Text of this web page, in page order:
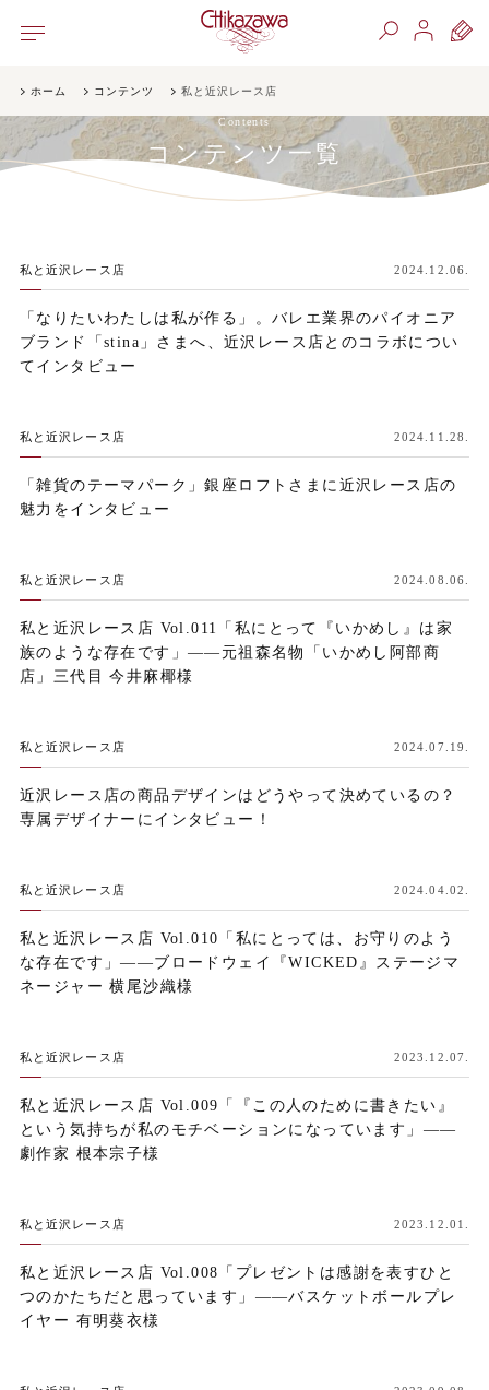
ホーム コンテンツ 私と近沢レース店
Contents
コンテンツ一覧
私と近沢レース店 2024.12.06.
「なりたいわたしは私が作る」。バレエ業界のパイオニア
ブランド「stina」さまへ、近沢レース店とのコラボについ
てインタビュー
私と近沢レース店 2024.11.28.
「雑貨のテーマパーク」銀座ロフトさまに近沢レース店の
魅力をインタビュー
私と近沢レース店 2024.08.06.
私と近沢レース店 Vol.011「私にとって『いかめし』は家
族のような存在です」——元祖森名物「いかめし阿部商
店」三代目 今井麻椰様
私と近沢レース店 2024.07.19.
近沢レース店の商品デザインはどうやって決めているの？
専属デザイナーにインタビュー！
私と近沢レース店 2024.04.02.
私と近沢レース店 Vol.010「私にとっては、お守りのよう
な存在です」——ブロードウェイ『WICKED』ステージマ
ネージャー 横尾沙織様
私と近沢レース店 2023.12.07.
私と近沢レース店 Vol.009「『この人のために書きたい』
という気持ちが私のモチベーションになっています」——
劇作家 根本宗子様
私と近沢レース店 2023.12.01.
私と近沢レース店 Vol.008「プレゼントは感謝を表すひと
つのかたちだと思っています」——バスケットボールプレ
イヤー 有明葵衣様